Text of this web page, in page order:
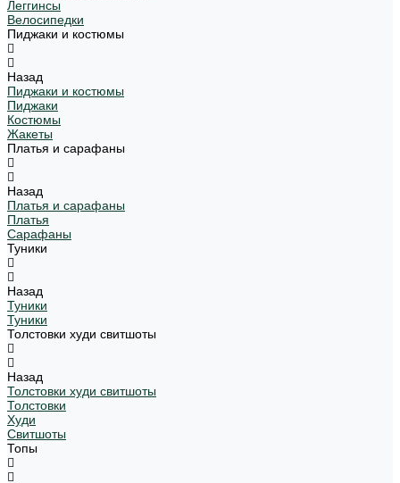
Леггинсы
Велосипедки
Пиджаки и костюмы
Назад
Пиджаки и костюмы
Пиджаки
Костюмы
Жакеты
Платья и сарафаны
Назад
Платья и сарафаны
Платья
Сарафаны
Туники
Назад
Туники
Туники
Толстовки худи свитшоты
Назад
Толстовки худи свитшоты
Толстовки
Худи
Свитшоты
Топы